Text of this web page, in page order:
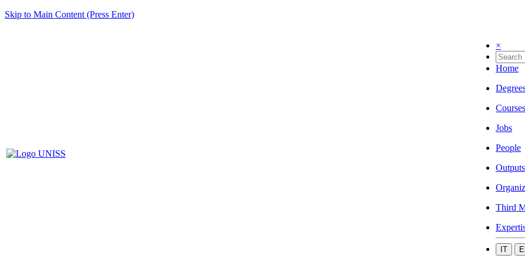
Skip to Main Content (Press Enter)
×
Home
Courses
Jobs
People
Outputs
Third
IT